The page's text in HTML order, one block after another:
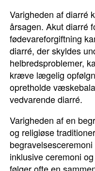
Varigheden af diarré
årsagen. Akut diarré
fødevareforgiftning
diarré, der skyldes
helbredsproblemer,
kræve lægelig
opretholde
vedvarende diarré.
Varigheden af en
og religiøse
inklusive ceremoni